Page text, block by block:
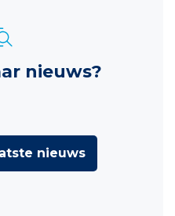
nieuws?
nieuws